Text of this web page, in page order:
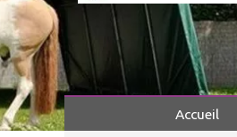
Accueil